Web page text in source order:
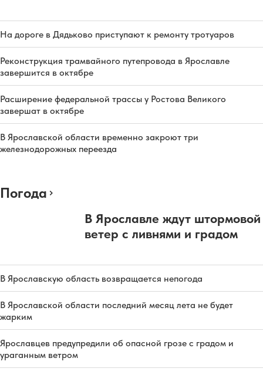
На дороге в Дядьково приступают к ремонту тротуаров
Реконструкция трамвайного путепровода в Ярославле
завершится в октябре
Расширение федеральной трассы у Ростова Великого
завершат в октябре
В Ярославской области временно закроют три
железнодорожных переезда
Погода
В Ярославле ждут штормовой
ветер с ливнями и градом
В Ярославскую область возвращается непогода
В Ярославской области последний месяц лета не будет
жарким
Ярославцев предупредили об опасной грозе с градом и
ураганным ветром